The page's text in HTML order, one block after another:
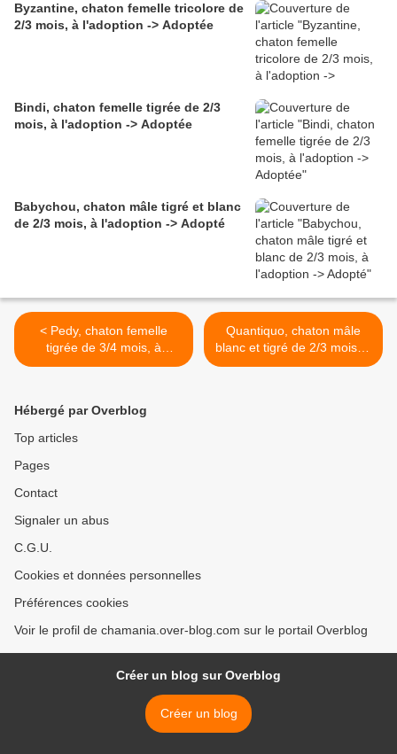
Byzantine, chaton femelle tricolore de
2/3 mois, à l'adoption -> Adoptée
Bindi, chaton femelle tigrée de 2/3
mois, à l'adoption -> Adoptée
Babychou, chaton mâle tigré et blanc
de 2/3 mois, à l'adoption -> Adopté
< Pedy, chaton femelle
tigrée de 3/4 mois, à
l'adoption -> adoptée
Quantiquo, chaton mâle
blanc et tigré de 2/3 mois, à
l'adoption -> adopté avec
Hébergé par Overblog
Top articles
Pages
Contact
Signaler un abus
C.G.U.
Cookies et données personnelles
Préférences cookies
Voir le profil de chamania.over-blog.com sur le portail Overblog
Créer un blog sur Overblog
Créer un blog